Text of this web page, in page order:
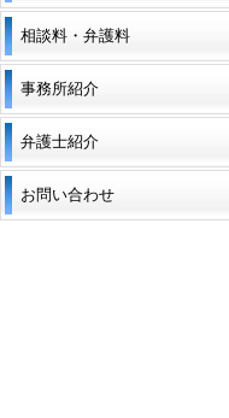
相談料・弁護料
事務所紹介
弁護士紹介
お問い合わせ